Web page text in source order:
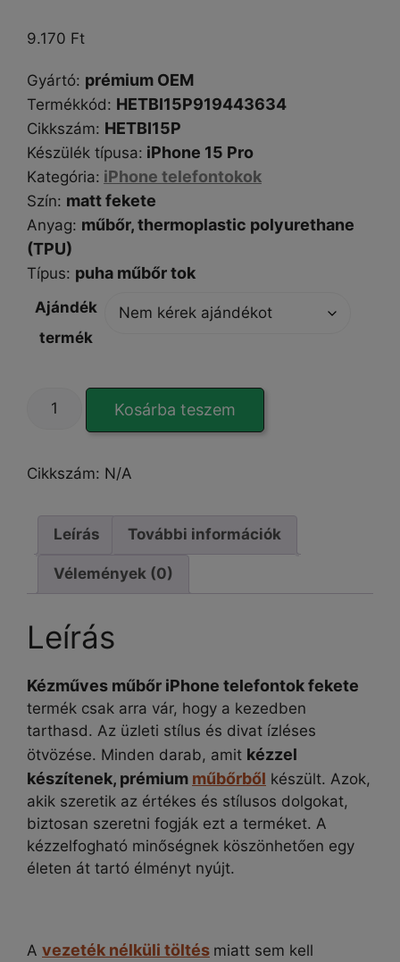
9.170 Ft
Gyártó: prémium OEM
Termékkód: HETBI15P919443634
Cikkszám: HETBI15P
Készülék típusa: iPhone 15 Pro
Kategória: iPhone telefontokok
Szín: matt fekete
Anyag: műbőr, thermoplastic polyurethane
(TPU)
Típus: puha műbőr tok
Ajándék
termék
Handmade-
Elegance
black
tok
mennyiség
Kosárba teszem
Cikkszám: N/A
Leírás További információk
Vélemények (0)
Leírás
Kézműves műbőr iPhone telefontok fekete
termék csak arra vár, hogy a kezedben
tarthasd. Az üzleti stílus és divat ízléses
ötvözése. Minden darab, amit kézzel
készítenek, prémium műbőrből készült. Azok,
akik szeretik az értékes és stílusos dolgokat,
biztosan szeretni fogják ezt a terméket. A
kézzelfogható minőségnek köszönhetően egy
életen át tartó élményt nyújt.
A vezeték nélküli töltés miatt sem kell